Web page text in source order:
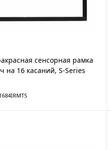
сенсорная рамка
на 16 касаний, S-Series